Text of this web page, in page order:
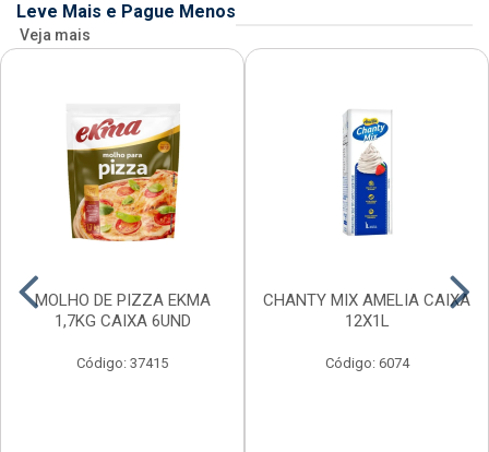
Leve Mais e Pague Menos
Veja mais
MOLHO DE PIZZA EKMA
1,7KG CAIXA 6UND
Código: 37415
CHANTY MIX AMELIA CAIXA
12X1L
Código: 6074